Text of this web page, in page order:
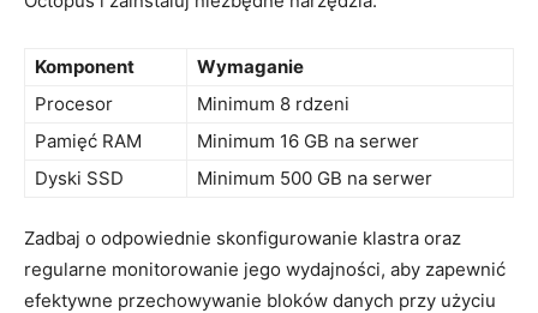
Komponent
Wymaganie
Procesor
Minimum 8 rdzeni
Pamięć RAM
Minimum​ 16 GB na serwer
Dyski SSD
Minimum 500 GB‌ na serwer
Zadbaj o odpowiednie skonfigurowanie klastra oraz
regularne ⁢monitorowanie jego wydajności,​ aby zapewnić
efektywne przechowywanie bloków danych przy użyciu